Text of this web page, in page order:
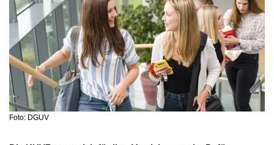
Foto: DGUV